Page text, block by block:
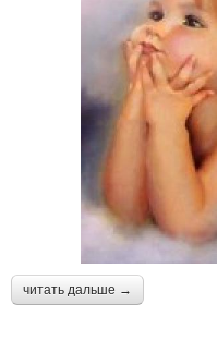
читать дальше →